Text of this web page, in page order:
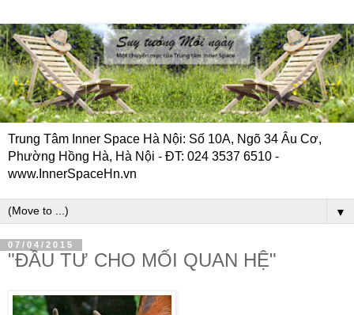
Trung Tâm Inner Space Hà Nội: Số 10A, Ngõ 34 Âu Cơ,
Phường Hồng Hà, Hà Nội - ĐT: 024 3537 6510 -
www.InnerSpaceHn.vn
▼
07/04/2015
"ĐẦU TƯ CHO MỐI QUAN HỆ"